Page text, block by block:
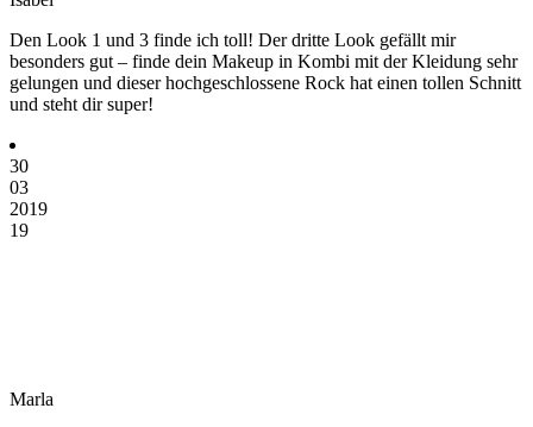
Den Look 1 und 3 finde ich toll! Der dritte Look gefällt mir
besonders gut – finde dein Makeup in Kombi mit der Kleidung sehr
gelungen und dieser hochgeschlossene Rock hat einen tollen Schnitt
und steht dir super!
30
03
2019
19
Marla